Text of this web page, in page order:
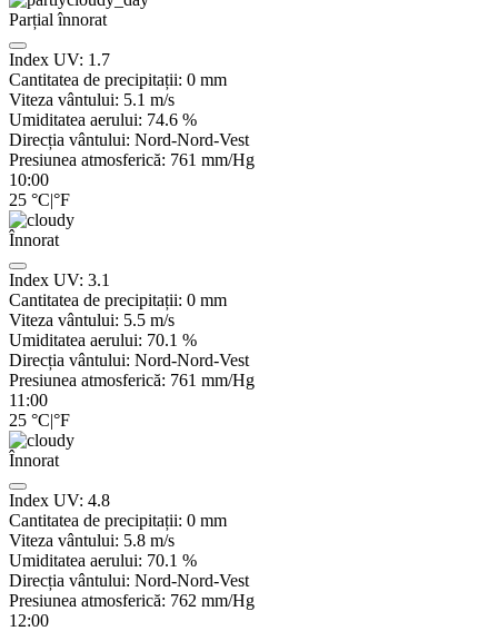
Parțial înnorat
Index UV: 1.7
Cantitatea de precipitații: 0 mm
Viteza vântului: 5.1 m/s
Umiditatea aerului: 74.6 %
Direcția vântului: Nord-Nord-Vest
Presiunea atmosferică: 761 mm/Hg
10:00
25 °C|°F
Înnorat
Index UV: 3.1
Cantitatea de precipitații: 0 mm
Viteza vântului: 5.5 m/s
Umiditatea aerului: 70.1 %
Direcția vântului: Nord-Nord-Vest
Presiunea atmosferică: 761 mm/Hg
11:00
25 °C|°F
Înnorat
Index UV: 4.8
Cantitatea de precipitații: 0 mm
Viteza vântului: 5.8 m/s
Umiditatea aerului: 70.1 %
Direcția vântului: Nord-Nord-Vest
Presiunea atmosferică: 762 mm/Hg
12:00